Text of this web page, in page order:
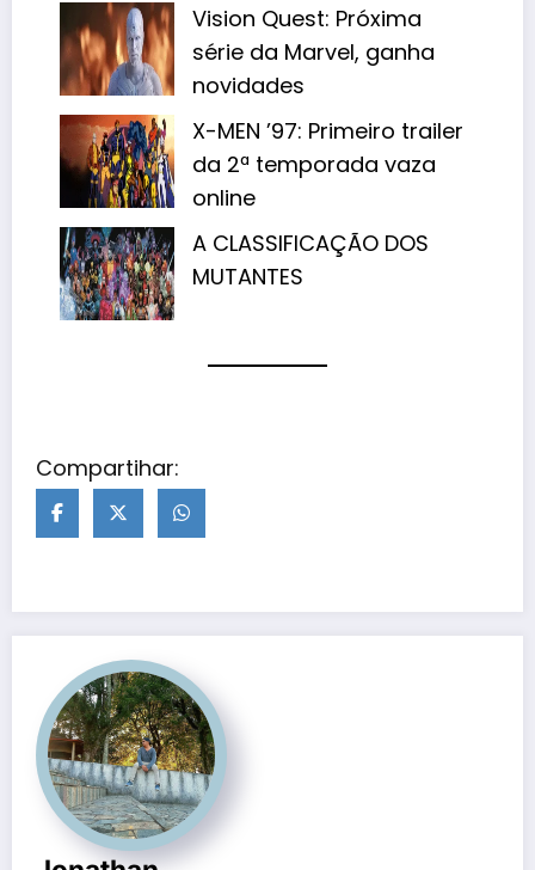
Vision Quest: Próxima
série da Marvel, ganha
novidades
X-MEN ’97: Primeiro trailer
da 2ª temporada vaza
online
A CLASSIFICAÇÃO DOS
MUTANTES
Compartihar: